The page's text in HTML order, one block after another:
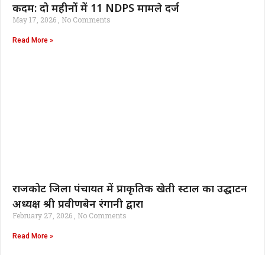
कदम: दो महीनों में 11 NDPS मामले दर्ज
May 17, 2026 No Comments
Read More »
राजकोट जिला पंचायत में प्राकृतिक खेती स्टाल का उद्घाटन
अध्यक्ष श्री प्रवीणबेन रंगानी द्वारा
February 27, 2026 No Comments
Read More »